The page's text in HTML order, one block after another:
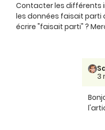
Contacter les différents
les données faisait parti
écrire "faisait parti" ?
3